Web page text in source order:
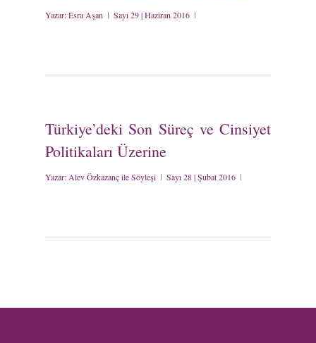
Yazar:Esra Aşan Sayı 29 | Haziran 2016
Türkiye’deki Son Süreç ve Cinsiyet
Politikaları Üzerine
Yazar: Alev Özkazanç ile Söyleşi Sayı 28 | Şubat 2016